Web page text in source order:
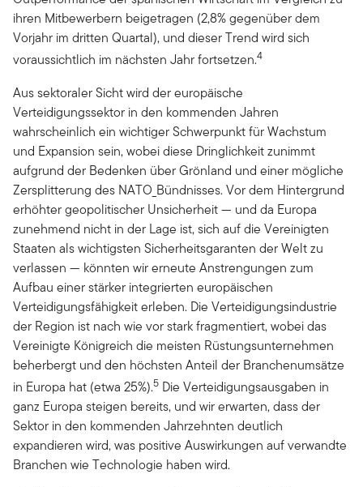
ihren Mitbewerbern beigetragen (2,8% gegenüber dem
Vorjahr im dritten Quartal), und dieser Trend wird sich
voraussichtlich im nächsten Jahr fortsetzen.4
Aus sektoraler Sicht wird der europäische
Verteidigungssektor in den kommenden Jahren
wahrscheinlich ein wichtiger Schwerpunkt für Wachstum
und Expansion sein, wobei diese Dringlichkeit zunimmt
aufgrund der Bedenken über Grönland und einer mögliche
Zersplitterung des NATO_Bündnisses. Vor dem Hintergrund
erhöhter geopolitischer Unsicherheit — und da Europa
zunehmend nicht in der Lage ist, sich auf die Vereinigten
Staaten als wichtigsten Sicherheitsgaranten der Welt zu
verlassen — könnten wir erneute Anstrengungen zum
Aufbau einer stärker integrierten europäischen
Verteidigungsfähigkeit erleben. Die Verteidigungsindustrie
der Region ist nach wie vor stark fragmentiert, wobei das
Vereinigte Königreich die meisten Rüstungsunternehmen
beherbergt und den höchsten Anteil der Branchenumsätze
in Europa hat (etwa 25%).5 Die Verteidigungsausgaben in
ganz Europa steigen bereits, und wir erwarten, dass der
Sektor in den kommenden Jahrzehnten deutlich
expandieren wird, was positive Auswirkungen auf verwandte
Branchen wie Technologie haben wird.